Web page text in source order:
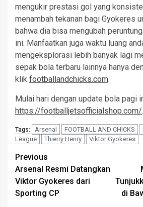
mengukir prestasi gol yang
menambah tekanan bagi Gyokeres
bahwa dia bisa mengubah
ini. Manfaatkan juga waktu luang
mengeksplorasi lebih banyak lagi
sepak bola terbaru lainnya hanya
klik footballandchicks.com.
Mulai hari dengan update bola pagi
https://footballjetsofficialshop.com/.
Tags: Arsenal FOOTBALL AND CHICKS
League
Thierry Henry Viktor Gyokeres
Post
navigation
Previous
Arsenal Resmi Datangkan
Viktor Gyokeres dari
Sporting CP
di